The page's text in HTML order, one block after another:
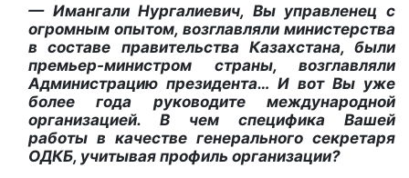
— Имангали Нургалиевич, Вы управленец с
огромным опытом, возглавляли министерства
в составе правительства Казахстана, были
премьер-министром страны, возглавляли
Администрацию президента… И вот Вы уже
более года руководите международной
организацией. В чем специфика Вашей
работы в качестве генерального секретаря
ОДКБ, учитывая профиль организации?